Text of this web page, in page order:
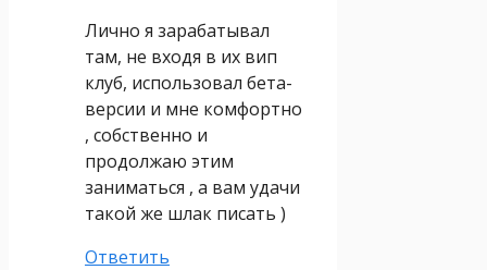
Лично я зарабатывал
там, не входя в их вип
клуб, использовал бета-
версии и мне комфортно
, собственно и
продолжаю этим
заниматься , а вам удачи
такой же шлак писать )
Ответить